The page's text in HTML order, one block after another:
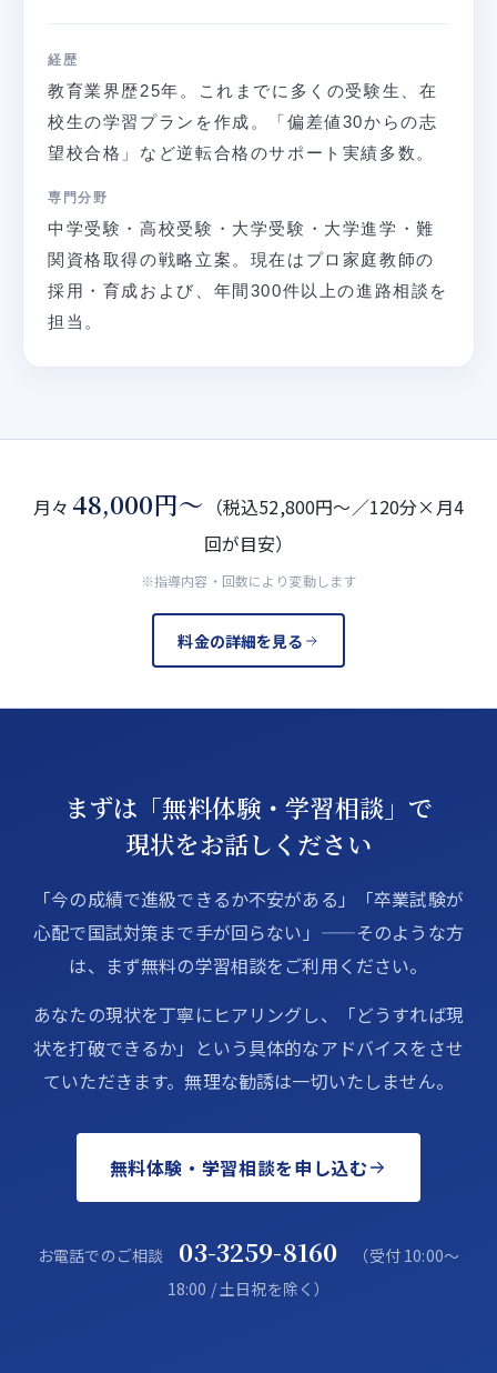
経歴
教育業界歴25年。これまでに多くの受験生、在
校生の学習プランを作成。「偏差値30からの志
望校合格」など逆転合格のサポート実績多数。
専門分野
中学受験・高校受験・大学受験・大学進学・難
関資格取得の戦略立案。現在はプロ家庭教師の
採用・育成および、年間300件以上の進路相談を
担当。
月々 48,000円〜 （税込52,800円〜／120分×月4
回が目安）
※指導内容・回数により変動します
料金の詳細を見る
まずは「無料体験・学習相談」で
現状をお話しください
「今の成績で進級できるか不安がある」「卒業試験が
心配で国試対策まで手が回らない」——そのような方
は、まず無料の学習相談をご利用ください。
あなたの現状を丁寧にヒアリングし、「どうすれば現
状を打破できるか」という具体的なアドバイスをさせ
ていただきます。無理な勧誘は一切いたしません。
無料体験・学習相談を申し込む
お電話でのご相談 03-3259-8160 （受付 10:00〜
18:00 / 土日祝を除く）